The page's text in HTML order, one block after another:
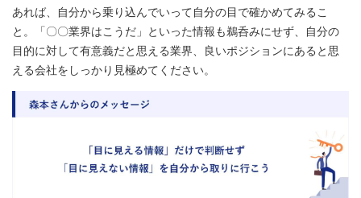
あれば、自分から乗り込んでいって自分の目で確かめてみるこ
と。「〇〇業界はこうだ」といった情報も鵜呑みにせず、自分の
目的に対して有意義だと思える業界、良いポジションにあると思
える会社をしっかり見極めてください。